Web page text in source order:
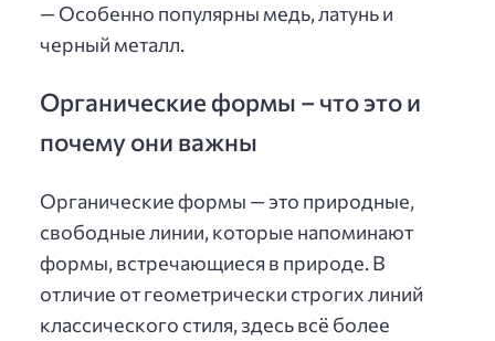
— Особенно популярны медь, латунь и
черный металл.
Органические формы – что это и
почему они важны
Органические формы — это природные,
свободные линии, которые напоминают
формы, встречающиеся в природе. В
отличие от геометрически строгих линий
классического стиля, здесь всё более